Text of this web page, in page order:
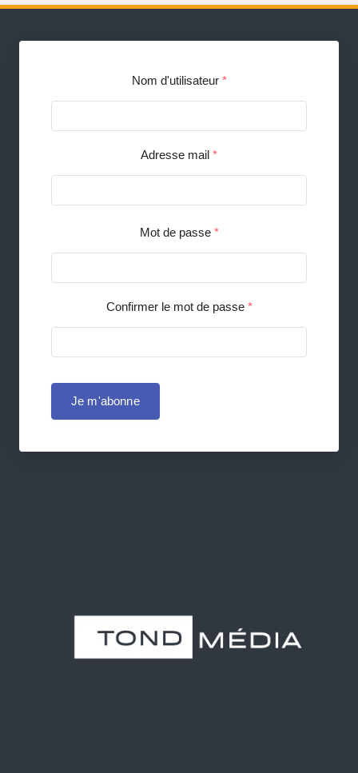
Nom d'utilisateur *
Adresse mail *
Mot de passe *
Confirmer le mot de passe *
Je m'abonne